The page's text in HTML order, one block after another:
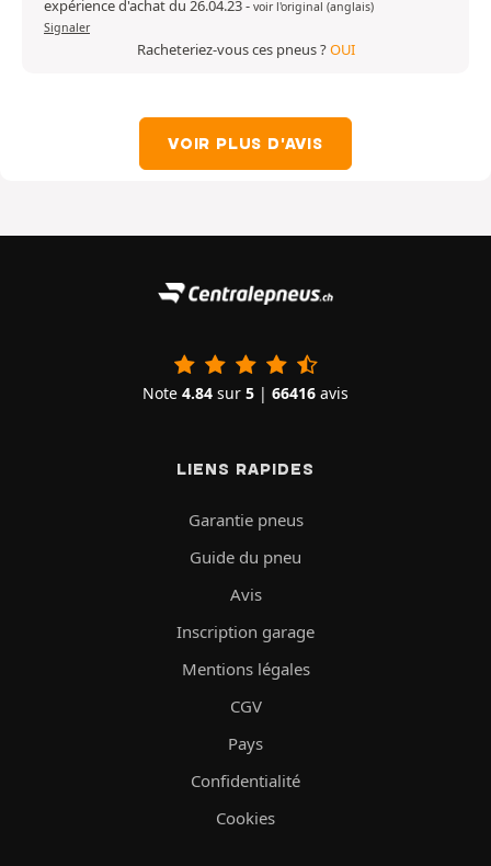
expérience d'achat du 26.04.23- voir l'original (anglais)
Signaler
Racheteriez-vous ces pneus ?OUI
VOIR PLUS D'AVIS
Note 4.84 sur 5 | 66416 avis
LIENS RAPIDES
Garantie pneus
Guide du pneu
Avis
Inscription garage
Mentions légales
CGV
Pays
Confidentialité
Cookies